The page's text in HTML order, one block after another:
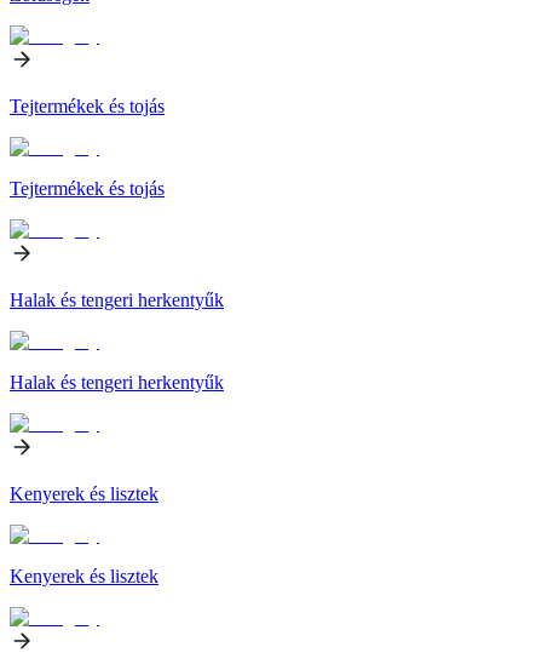
Tejtermékek és tojás
Tejtermékek és tojás
Halak és tengeri herkentyűk
Halak és tengeri herkentyűk
Kenyerek és lisztek
Kenyerek és lisztek